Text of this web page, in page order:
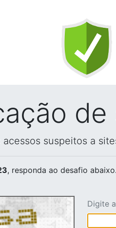
de
suspeitos a
, responda ao desafio abaixo.
Digite